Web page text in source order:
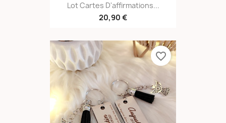
Lot Cartes D'affirmations...
20,90 €
favorite_border